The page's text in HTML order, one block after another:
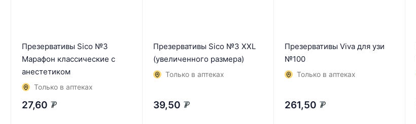
Презервативы Sico №3
Марафон классические с
анестетиком
Только в аптеках
27,60 ₽
Презервативы Sico №3 ХХL
(увеличенного размера)
Только в аптеках
39,50 ₽
Презервативы Viva для узи
№100
Только в аптеках
261,50 ₽